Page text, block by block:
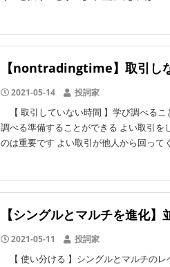
【nontradingtime】取引し
2021-05-14 投詞家
【 取引していない時間 】学び調べる
調べる準備することができる よい取引
のは重要です よい取引が他人から回っ
【シングルとマルチを進化
2021-05-11 投詞家
【 使い分ける 】シングルとマルチの